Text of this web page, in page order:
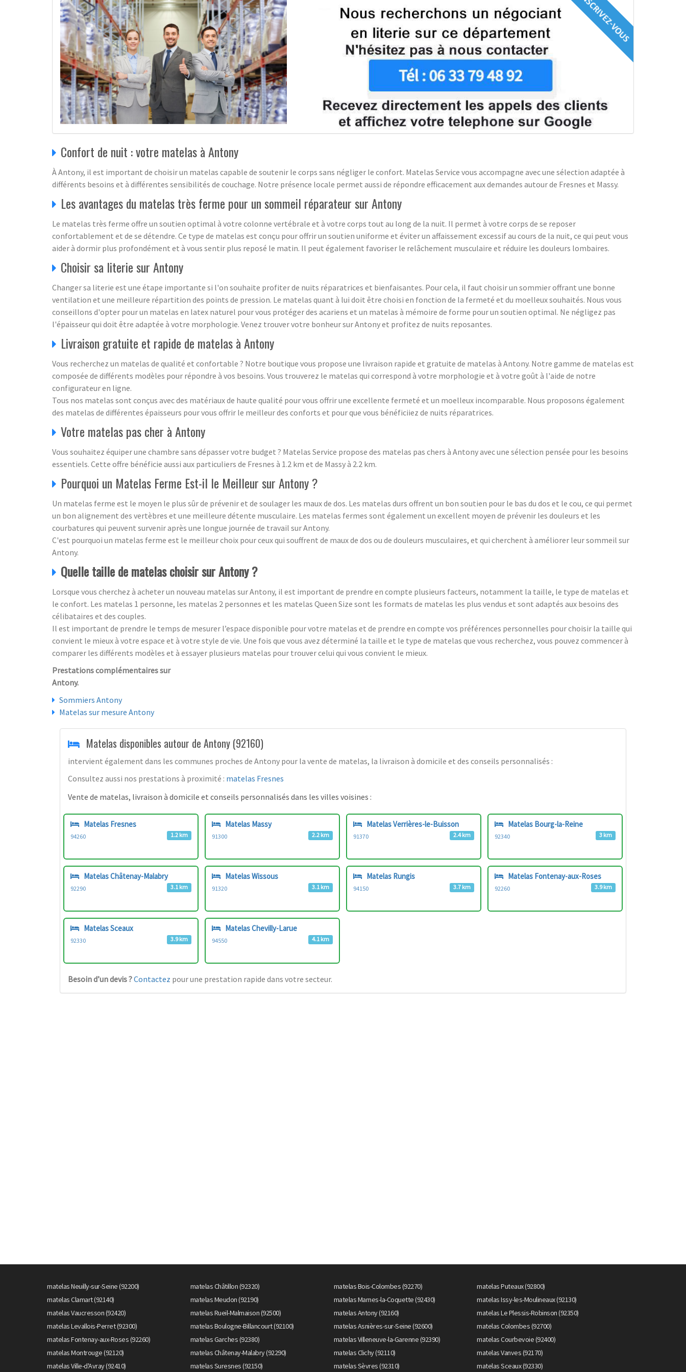
Confort de nuit : votre matelas à Antony
À Antony, il est important de choisir un matelas capable de soutenir le corps sans négliger le confort. Matelas Service vous accompagne avec une sélection adaptée à
différents besoins et à différentes sensibilités de couchage. Notre présence locale permet aussi de répondre efficacement aux demandes autour de Fresnes et Massy.
Les avantages du matelas très ferme pour un sommeil réparateur sur Antony
Le matelas très ferme offre un soutien optimal à votre colonne vertébrale et à votre corps tout au long de la nuit. Il permet à votre corps de se reposer
confortablement et de se détendre. Ce type de matelas est conçu pour offrir un soutien uniforme et éviter un affaissement excessif au cours de la nuit, ce qui peut vous
aider à dormir plus profondément et à vous sentir plus reposé le matin. Il peut également favoriser le relâchement musculaire et réduire les douleurs lombaires.
Choisir sa literie sur Antony
Changer sa literie est une étape importante si l'on souhaite profiter de nuits réparatrices et bienfaisantes. Pour cela, il faut choisir un sommier offrant une bonne
ventilation et une meilleure répartition des points de pression. Le matelas quant à lui doit être choisi en fonction de la fermeté et du moelleux souhaités. Nous vous
conseillons d'opter pour un matelas en latex naturel pour vous protéger des acariens et un matelas à mémoire de forme pour un soutien optimal. Ne négligez pas
l'épaisseur qui doit être adaptée à votre morphologie. Venez trouver votre bonheur sur Antony et profitez de nuits reposantes.
Livraison gratuite et rapide de matelas à Antony
Vous recherchez un matelas de qualité et confortable ? Notre boutique vous propose une livraison rapide et gratuite de matelas à Antony. Notre gamme de matelas est
composée de différents modèles pour répondre à vos besoins. Vous trouverez le matelas qui correspond à votre morphologie et à votre goût à l'aide de notre
configurateur en ligne.
Tous nos matelas sont conçus avec des matériaux de haute qualité pour vous offrir une excellente fermeté et un moelleux incomparable. Nous proposons également
des matelas de différentes épaisseurs pour vous offrir le meilleur des conforts et pour que vous bénéficiiez de nuits réparatrices.
Votre matelas pas cher à Antony
Vous souhaitez équiper une chambre sans dépasser votre budget ? Matelas Service propose des matelas pas chers à Antony avec une sélection pensée pour les besoins
essentiels. Cette offre bénéficie aussi aux particuliers de Fresnes à 1.2 km et de Massy à 2.2 km.
Pourquoi un Matelas Ferme Est-il le Meilleur sur Antony ?
Un matelas ferme est le moyen le plus sûr de prévenir et de soulager les maux de dos. Les matelas durs offrent un bon soutien pour le bas du dos et le cou, ce qui permet
un bon alignement des vertèbres et une meilleure détente musculaire. Les matelas fermes sont également un excellent moyen de prévenir les douleurs et les
courbatures qui peuvent survenir après une longue journée de travail sur Antony.
C'est pourquoi un matelas ferme est le meilleur choix pour ceux qui souffrent de maux de dos ou de douleurs musculaires, et qui cherchent à améliorer leur sommeil sur
Antony.
Quelle taille de matelas choisir sur Antony ?
Lorsque vous cherchez à acheter un nouveau matelas sur Antony, il est important de prendre en compte plusieurs facteurs, notamment la taille, le type de matelas et
le confort. Les matelas 1 personne, les matelas 2 personnes et les matelas Queen Size sont les formats de matelas les plus vendus et sont adaptés aux besoins des
célibataires et des couples.
Il est important de prendre le temps de mesurer l’espace disponible pour votre matelas et de prendre en compte vos préférences personnelles pour choisir la taille qui
convient le mieux à votre espace et à votre style de vie. Une fois que vous avez déterminé la taille et le type de matelas que vous recherchez, vous pouvez commencer à
comparer les différents modèles et à essayer plusieurs matelas pour trouver celui qui vous convient le mieux.
Prestations complémentaires sur
Antony.
Sommiers Antony
Matelas sur mesure Antony
Matelas disponibles autour de Antony (92160)
intervient également dans les communes proches de Antony pour la vente de matelas, la livraison à domicile et des conseils personnalisés :
Consultez aussi nos prestations à proximité : matelas Fresnes
Vente de matelas, livraison à domicile et conseils personnalisés dans les villes voisines :
Matelas Fresnes
94260 1.2 km
Matelas Massy
91300 2.2 km
Matelas Verrières-le-Buisson
91370 2.4 km
Matelas Bourg-la-Reine
92340 3 km
Matelas Châtenay-Malabry
92290 3.1 km
Matelas Wissous
91320 3.1 km
Matelas Rungis
94150 3.7 km
Matelas Fontenay-aux-Roses
92260 3.9 km
Matelas Sceaux
92330 3.9 km
Matelas Chevilly-Larue
94550 4.1 km
Besoin d’un devis ?Contactez pour une prestation rapide dans votre secteur.
matelas Neuilly-sur-Seine (92200) matelas Châtillon (92320) matelas Bois-Colombes (92270)
matelas Puteaux (92800)
matelas Clamart (92140)
matelas Meudon (92190) matelas Marnes-la-Coquette (92430)
matelas Issy-les-Moulineaux (92130)
matelas Vaucresson (92420)
matelas Rueil-Malmaison (92500) matelas Antony (92160)
matelas Le Plessis-Robinson (92350)
matelas Levallois-Perret (92300)
matelas Boulogne-Billancourt (92100) matelas Asnières-sur-Seine (92600)
matelas Colombes (92700)
matelas Fontenay-aux-Roses (92260)
matelas Garches (92380) matelas Villeneuve-la-Garenne (92390)
matelas Courbevoie (92400)
matelas Montrouge (92120)
matelas Châtenay-Malabry (92290) matelas Clichy (92110)
matelas Vanves (92170)
matelas Ville-d'Avray (92410)
matelas Suresnes (92150) matelas Sèvres (92310) matelas Sceaux (92330)